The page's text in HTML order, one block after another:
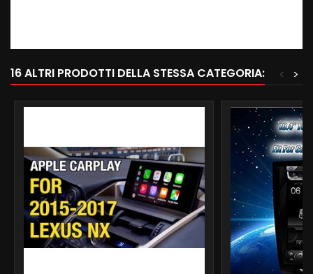
16 ALTRI PRODOTTI DELLA STESSA CATEGORIA: >
<